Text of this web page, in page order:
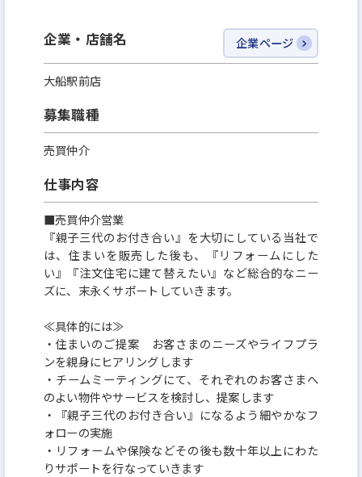
企業・店舗名 企業ページ
大船駅前店
募集職種
売買仲介
仕事内容
■売買仲介営業
『親子三代のお付き合い』を大切にしている当社で
は、住まいを販売した後も、『リフォームにした
い』『注文住宅に建て替えたい』など総合的なニー
ズに、末永くサポートしていきます。
≪具体的には≫
・住まいのご提案 お客さまのニーズやライフプラ
ンを親身にヒアリングします
・チームミーティングにて、それぞれのお客さまへ
のよい物件やサービスを検討し、提案します
・『親子三代のお付き合い』になるよう細やかなフ
ォローの実施
・リフォームや保険などその後も数十年以上にわた
りサポートを行なっていきます